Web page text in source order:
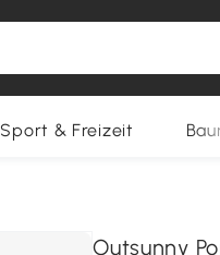
Sport & Freizeit
Outsunny